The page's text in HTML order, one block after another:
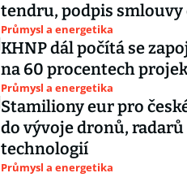
tendru, podpis smlouvy
Průmysl a energetika
KHNP dál počítá se
na 60 procentech
Průmysl a energetika
Stamiliony eur pro
do vývoje dronů,
technologií
Průmysl a energetika